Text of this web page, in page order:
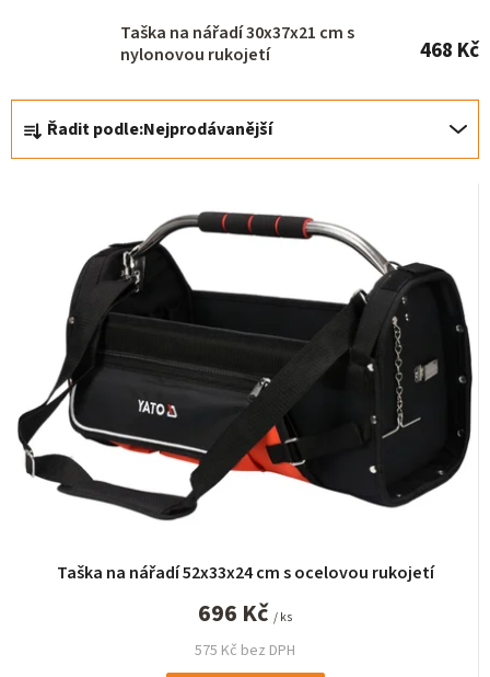
Taška na nářadí 30x37x21 cm s
nylonovou rukojetí
468 Kč
Ř
a
d
u
Řadit podle:Nejprodávanější
Taška na nářadí 52x33x24 cm s ocelovou rukojetí
575 Kč bez DPH
696 Kč / ks